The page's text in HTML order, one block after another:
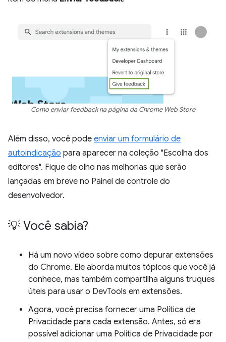
Como enviar feedback na página da Chrome Web Store
Além disso, você pode enviar um formulário de
autoindicação para aparecer na coleção "Escolha dos
editores". Fique de olho nas melhorias que serão
lançadas em breve no Painel de controle do
desenvolvedor.
💡 Você sabia?
Há um novo vídeo sobre como depurar extensões
do Chrome. Ele aborda muitos tópicos que você já
conhece, mas também compartilha alguns truques
úteis para usar o DevTools em extensões.
Agora, você precisa fornecer uma Política de
Privacidade para cada extensão. Antes, só era
possível adicionar uma Política de Privacidade por